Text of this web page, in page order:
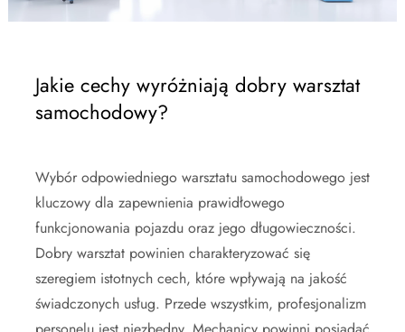
Jakie cechy wyróżniają dobry warsztat
samochodowy?
Wybór odpowiedniego warsztatu samochodowego jest
kluczowy dla zapewnienia prawidłowego
funkcjonowania pojazdu oraz jego długowieczności.
Dobry warsztat powinien charakteryzować się
szeregiem istotnych cech, które wpływają na jakość
świadczonych usług. Przede wszystkim, profesjonalizm